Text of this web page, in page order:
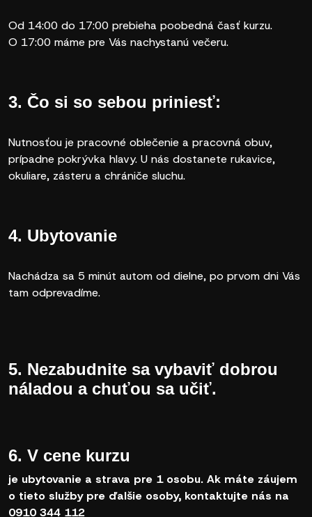
Od 14:00 do 17:00 prebieha poobedná časť kurzu.
O 17:00 máme pre Vás nachystanú večeru.
3. Čo si so sebou priniesť:
Nutnosťou je pracovné oblečenie a pracovná obuv,
prípadne pokrývka hlavy. U nás dostanete rukavice,
okuliare, zásteru a chrániče sluchu.
4. Ubytovanie
Nachádza sa 5 minút autom od dielne, po prvom dni Vás
tam odprevadíme.
5. Nezabudnite sa vybaviť dobrou
náladou a chuťou sa učiť.
6. V cene kurzu
je ubytovanie a strava pre 1 osobu. Ak máte záujem
o tieto služby pre ďalšie osoby, kontaktujte nás na
0910 344 112